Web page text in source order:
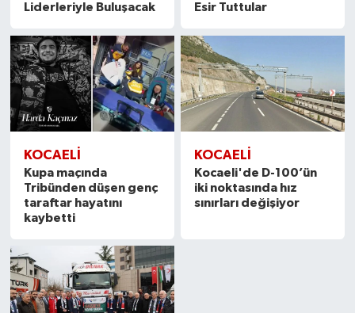
Liderleriyle Buluşacak
Esir Tuttular
KOCAELİ
Kupa maçında
Tribünden düşen genç
taraftar hayatını
kaybetti
KOCAELİ
Kocaeli'de D-100’ün
iki noktasında hız
sınırları değişiyor